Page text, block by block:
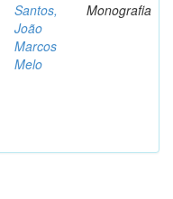
Santos,
João
Marcos
Melo
Monografia